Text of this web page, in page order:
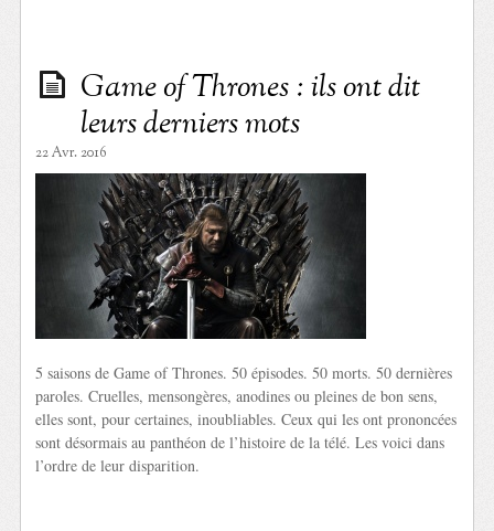
Game of Thrones : ils ont dit
leurs derniers mots
22 Avr. 2016
5 saisons de Game of Thrones. 50 épisodes. 50 morts. 50 dernières
paroles. Cruelles, mensongères, anodines ou pleines de bon sens,
elles sont, pour certaines, inoubliables. Ceux qui les ont prononcées
sont désormais au panthéon de l’histoire de la télé. Les voici dans
l’ordre de leur disparition.